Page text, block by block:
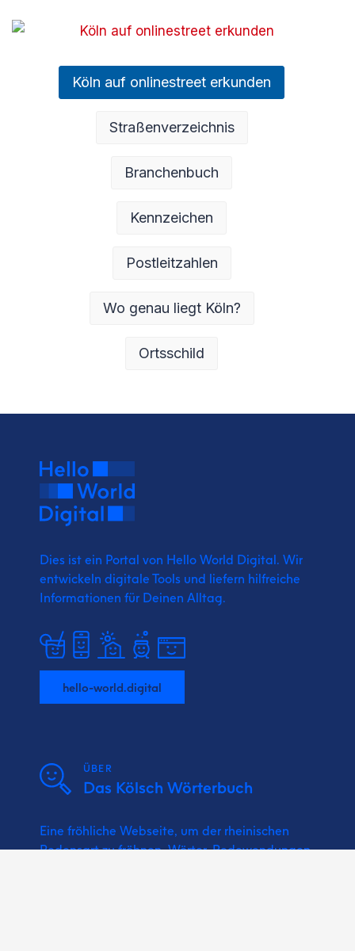
Köln auf onlinestreet erkunden
Straßenverzeichnis
Branchenbuch
Kennzeichen
Postleitzahlen
Wo genau liegt Köln?
Ortsschild
Dies ist ein Portal von Hello World Digital. Wir
entwickeln digitale Tools und liefern hilfreiche
Informationen für Deinen Alltag.
hello-world.digital
ÜBER
Das Kölsch Wörterbuch
Eine fröhliche Webseite, um der rheinischen
Redensart zu fröhnen. Wörter, Redewendungen,